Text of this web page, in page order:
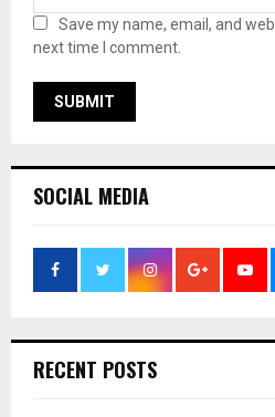
Save my name, email, and
next time I comment.
SOCIAL MEDIA
RECENT POSTS